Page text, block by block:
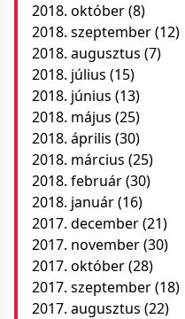
2018. október(8)
2018. szeptember(12)
2018. augusztus (7)
2018. július (15)
2018. június (13)
2018. május (25)
2018. április (30)
2018. március (25)
2018. február(30)
2018. január(16)
2017. december(21)
2017. november(30)
2017. október(28)
2017. szeptember(18)
2017. augusztus (22)